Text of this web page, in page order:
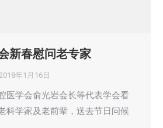
新春慰问老专家
年1月16日
医学会俞光岩会长等代表学会看
科学家及老前辈，送去节日问候